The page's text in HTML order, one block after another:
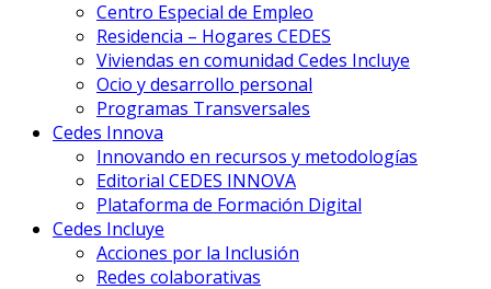
Centro Especial de Empleo
Residencia – Hogares CEDES
Viviendas en comunidad Cedes Incluye
Ocio y desarrollo personal
Programas Transversales
Cedes Innova
Innovando en recursos y metodologías
Editorial CEDES INNOVA
Plataforma de Formación Digital
Cedes Incluye
Acciones por la Inclusión
Redes colaborativas